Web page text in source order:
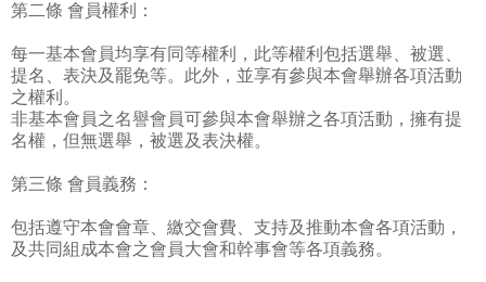
第二條 會員權利：
每一基本會員均享有同等權利，此等權利包括選舉、被選、
提名、表決及罷免等。此外，並享有參與本會舉辦各項活動
之權利。
非基本會員之名譽會員可參與本會舉辦之各項活動，擁有提
名權，但無選舉，被選及表決權。
第三條 會員義務：
包括遵守本會會章、繳交會費、支持及推動本會各項活動，
及共同組成本會之會員大會和幹事會等各項義務。